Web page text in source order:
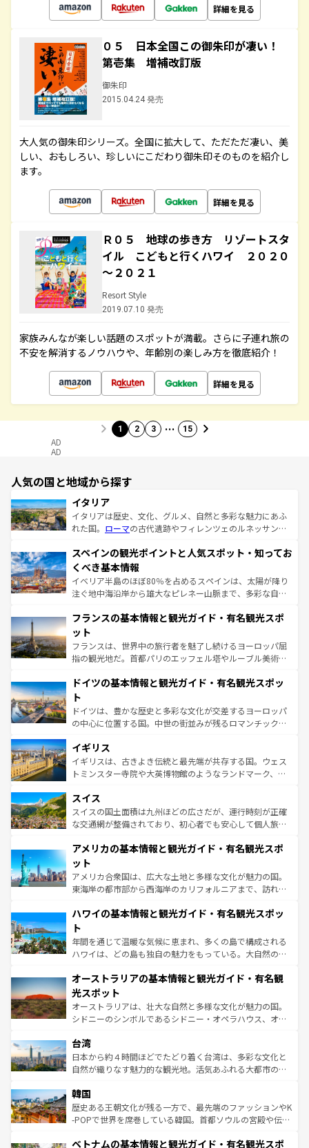
詳細を見る
０５ 日本全国この御朱印が凄い！
第壱集 増補改訂版
御朱印
2015.04.24 発売
大人気の御朱印シリーズ。全国に拡大して、ただただ凄い、美
しい、おもしろい、珍しいにこだわり御朱印そのものを紹介し
ます。
詳細を見る
Ｒ０５ 地球の歩き方 リゾートスタ
イル こどもと行くハワイ ２０２０
～２０２１
Resort Style
2019.07.10 発売
家族みんなが楽しい話題のスポットが満載。さらに子連れ旅の
不安を解消するノウハウや、年齢別の楽しみ方を徹底紹介！
詳細を見る
1 2 3 … 15
AD
AD
人気の国と地域から探す
イタリア
イタリアは歴史、文化、グルメ、自然と多彩な魅力にあふ
れた国。 ローマの古代遺跡やフィレンツェのルネッサンス
ろん、トスカーナの美しい田園風景やアマルフィ海岸の絶
景など、自然景観も見逃せない。観光の合間には、本場の
ピザやパスタなど、絶品のイタリア料理を堪能することも
できる。朝目覚めてから夜眠るまで、すべての瞬間を楽し
なお、新着のイタリア情報はコンテンツ一覧を参照してほ
しい。
スペインの観光ポイントと人気スポット・知ってお
くべき基本情報
イベリア半島のほぼ80％を占めるスペインは、太陽が降り
注ぐ地中海沿岸から雄大なピレネー山脈まで、多彩な自然
文化が根付くこの国では、情熱的なフラメンコ、熱気あふ
れる闘牛、そして美味しいタパスが生活の一部となってい
る。首都マドリードの洗練された雰囲気や、バルセロナの
アートに溢れた街角から、地方では古代ローマ遺跡や中世
せる。地方によって風土や気候が異なるスペインはその個
ンテンツ一覧 を参照してほしい。
フランスの基本情報と観光ガイド・有名観光スポ
ット
フランスは、世界中の旅行者を魅了し続けるヨーロッパ屈
指の観光地だ。首都パリのエッフェル塔やルーブル美術館
で、幅広い魅力が詰まっている。華麗な宮殿、歴史的な大
聖堂、美しいビーチ、そして豊かな自然が、訪れる者を心
から魅了する。また、フランスは美食の国としても知ら
れ、フランス料理はユネスコ無形文化遺産にも登録されて
香り高いラベンダー畑など、多彩な楽しみ方が可能だ。さ
らに、パリ以外の地域にも魅力が溢れており、どの街角に
も豊かな歴史と文化が息づいている。パリ以外の個性あふ
を参照してほしい。
ドイツの基本情報と観光ガイド・有名観光スポッ
ト
ドイツは、豊かな歴史と多彩な文化が交差するヨーロッパ
の中心に位置する国。中世の街並みが残るロマンチック街
顔を持つこの国は、どこを歩いても飽きることがない。ベ
ルリンの文化的活気、バイエルン州のアルプスの絶景、そ
してライン川沿いのワイン畑といった風景は必見。ビール
は、お酒好きな人にはぜひ体験してほしい。 なお、新着の
ドイツ情報はコンテンツ一覧を参照してほしい。
イギリス
イギリスは、古きよき伝統と最先端が共存する国。ウェス
トミンスター寺院や大英博物館のようなランドマーク、歴
リアごとに異なる魅力がある。また、優雅なアフタヌーン
ティー、ビール好きにはたまらない英国パブ、サッカー観
戦など、本場だからこそできる体験も豊富。イギリスを旅
ンツ一覧を参照してほしい。
スイス
スイスの国土面積は九州ほどの広さだが、運行時刻が正確
な交通網が整備されており、初心者でも安心して個人旅行
の建物がそのまま残る町や、スイスならではのユニークな
博物館もあり、アルプス観光だけでなく町歩きも満喫する
ことができる。国民の所得が高いため物価も高いが、旅行
者向けの交通パス提供のサービスもあり、うまく活用すれ
着のスイス情報はコンテンツ一覧を参照してほしい。
アメリカの基本情報と観光ガイド・有名観光スポ
ット
アメリカ合衆国は、広大な土地と多様な文化が魅力の国。
東海岸の都市部から西海岸のカリフォルニアまで、訪れる
のような巨大都市は、観光、ショッピング、エンターテイ
ンメントが詰まった刺激的なスポットだ。一方、アメリカ
西部には大自然が広がり、グランドキャニオンやイエロー
ストーン国立公園といった絶景が堪能できる。さらに、南
文化が魅力。旅行者はアメリカの各地域で異なる魅力を楽
しみながら、その多様性と豊かな歴史を感じることができ
るだろう。車でのロードトリップや列車の旅も、アメリカ
ならではの贅沢な旅のスタイルだ。 なお、新着のアメリカ
情報は コンテンツ一覧 を参照してほしい。
ハワイの基本情報と観光ガイド・有名観光スポッ
ト
年間を通じて温暖な気候に恵まれ、多くの島で構成される
ハワイは、どの島も独自の魅力をもっている。大自然の神
ワイ島は見逃せない。また、定番の観光地といえばオアフ
島だが、静かな自然を求めるならマウイ島やカウアイ島が
おすすめ。エメラルドグリーンに輝く海をはじめ、豊かな
文化や歴史が息づいている。「アロハスピリット」と呼ば
人々、おいしいローカルフードやハワイアンミュージッ
ク、伝統的なフラダンスなど、すべてがハワイの魅力を彩
っている。訪れるたびに新しい発見と感動が待っているハ
はコンテンツ一覧
オーストラリアの基本情報と観光ガイド・有名観
光スポット
オーストラリアは、壮大な自然と多様な文化が魅力の国。
シドニーのシンボルであるシドニー・オペラハウス、オー
リアリーフや大陸中央部にそびえるウルル（エアーズロッ
ク）、タスマニアの美しい原生林やケアンズの熱帯雨林な
ど、見どころがたくさん。また、カフェやワイン、オージ
いる。アクティビティも充実しており、サーフィンやダイ
ビング、ハイキングなど、アウトドア好きにはたまらな
い。オーストラリアの多彩な魅力を存分に味わいつくそ
参照してほしい。
台湾
日本から約４時間ほどでたどり着く台湾は、多彩な文化と
自然が織りなす魅力的な観光地。活気あふれる大都市の台
ン）、静ひつな山岳地帯である台湾東部など、都市の喧騒
と山間の静けさが共存しており、訪れる人に新しい発見と
驚きをもたらしてくれる。また、奥深い台湾の食文化も魅
容にもいいと評判のスイーツなど、バラエティ豊かな料理
韓国
歴史ある王朝文化が残る一方で、最先端のファッションやK
-POPで世界を席巻している韓国。首都ソウルの宮殿や伝統
き、地方に足を延ばせば四季折々の自然美を楽しむことが
ベトナムの基本情報と観光ガイド・有名観光スポ